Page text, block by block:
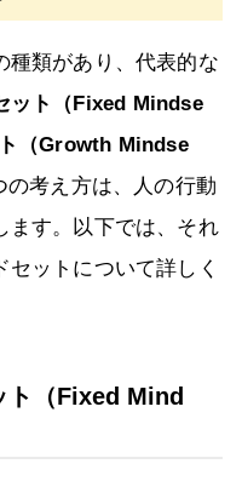
種類があり、代表的な
ット（Fixed Mindse
（Growth Mindse
の考え方は、人の行動
ます。以下では、それ
ットについて詳しく
ト（Fixed Mind